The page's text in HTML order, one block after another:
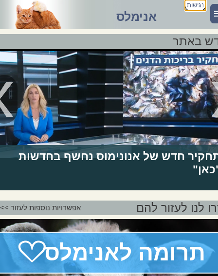
נגישות
אנימלס
באתר
חדש של אנונימוס נחשף בחדשות
לנו לעזור להם אפשרויות נוספות לעזור
תרומה לאנימלס♡